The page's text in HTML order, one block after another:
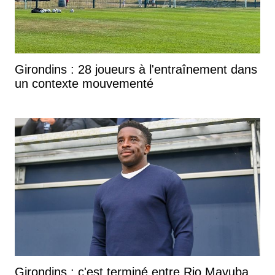
Girondins : 28 joueurs à l'entraînement dans
un contexte mouvementé
Girondins : c'est terminé entre Rio Mavuba